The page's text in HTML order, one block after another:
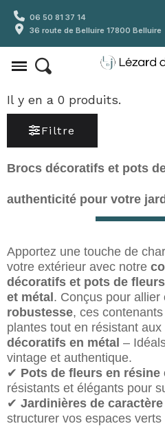
06 50 81 37 14
36 route de Belluire 17800 Belluire
Il y en a 0 produits.
Filtre
Brocs décoratifs et pots
authenticité pour votre
Apportez une touche de
votre extérieur avec notre
décoratifs et pots de
et métal. Conçus pour allier
robustesse, ces
plantes tout en résistant
décoratifs en métal –
vintage et authentique.
✔ Pots de fleurs en résine
résistants et élégants pour
✔ Jardinières de caractère
structurer vos espaces verts